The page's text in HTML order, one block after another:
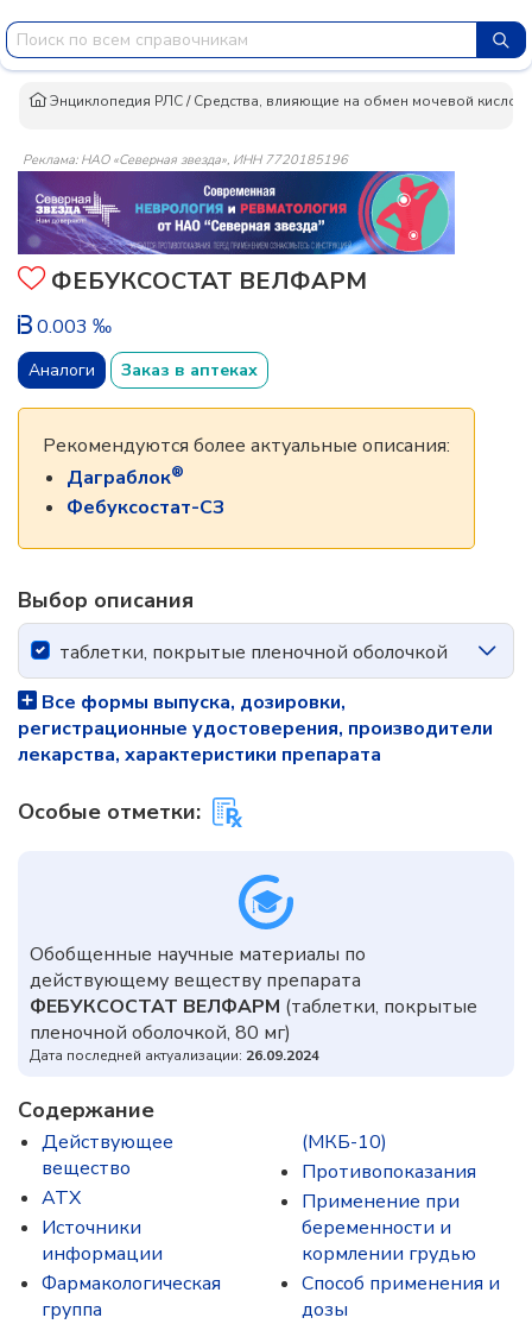
Энциклопедия РЛС/Средства, влияющие на обмен мочевой
Реклама: НАО «Северная звезда», ИНН 7720185196
ФЕБУКСОСТАТ ВЕЛФАРМ
0.003 ‰
Аналоги Заказ в аптеках
Рекомендуются более актуальные описания:
Даграблок®
Фебуксостат-СЗ
Выбор описания
таблетки, покрытые пленочной оболочкой
Все формы выпуска, дозировки,
регистрационные удостоверения, производители
лекарства, характеристики препарата
Особые отметки:
Обобщенные научные материалы по
действующему веществу препарата
ФЕБУКСОСТАТ ВЕЛФАРМ (таблетки, покрытые
пленочной оболочкой, 80 мг)
Дата последней актуализации: 26.09.2024
Содержание
Действующее
вещество
ATX
Источники
информации
Фармакологическая
группа
(МКБ-10)
Противопоказания
Применение при
беременности и
кормлении грудью
Способ применения и
дозы